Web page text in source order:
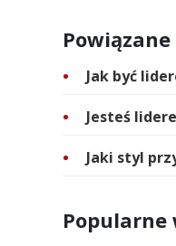
Jak być
Jesteś
Jaki styl
Popularne